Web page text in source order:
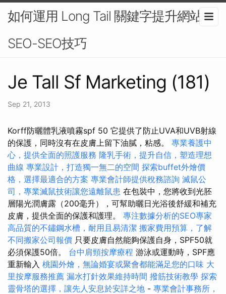
如何運用 Long Tail 關鍵字提升網站
SEO-SEO技巧
Je Tall Sf Marketing (181)
Sep 21, 2013
Korff防曬體乳液噴霧spf 50 它提供了防止UVA和UVB射線
的保護，同時沒有在皮膚上留下油膩，粘感。 專業養護中
心，提供全面的照護服務 隆乳手術，提升自信，塑造理想
曲線 專業設計，打造獨一無二的空間 探索buffet外燴價
格，選擇最適合的方案 專業會計師提供稅務諮詢 滅鼠公
司，專業滅鼠技術讓您遠離鼠患 在包裝中，您將收到光胚
層陽光潤膚露（200毫升），可幫助曬日光浴後舒緩和補充
皮膚，提供全面的保護和護理。 專注數據分析的SEO專家
高品質的不鏽鋼水槽，耐用且易清潔 搬家費用預算，了解
不同搬家公司報價 只要皮膚自然能夠保護自身，SPF50就
必須保護50倍。 台中肩頸按摩療程 游泳或運動時，SPF應
重新輸入 桃園外燴，無論婚宴或聚會都能滿足您的口味 大
里按摩服務推薦 漏水打針效果維持時間 撥筋技術教學 探索
靈骨塔的選擇，讓先人安息於安詳之地 - 專業會計事務所，